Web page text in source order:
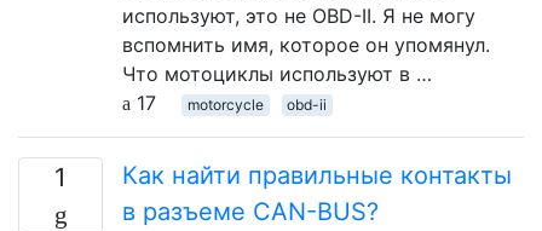
используют, это не OBD-II. Я не могу
вспомнить имя, которое он упомянул.
Что мотоциклы используют в …
17
motorcycle obd-ii
1
Как найти правильные контакты
в разъеме CAN-BUS?